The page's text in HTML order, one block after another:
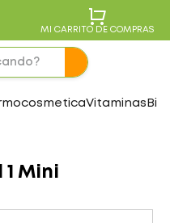
MI CARRITO DE COMPRAS
Vitaminas
Mini